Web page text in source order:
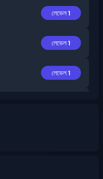
লেভেল 1
লেভেল 1
লেভেল 1